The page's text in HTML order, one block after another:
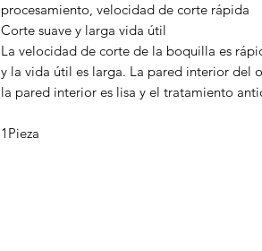
procesamiento, velocidad de corte rápida
Corte suave y larga vida útil
La velocidad de corte de la boquilla es
y la vida útil es larga. La pared interior del
la pared interior es lisa y el tratamiento
1Pieza